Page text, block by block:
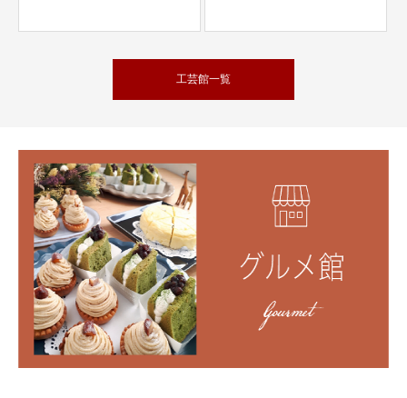
工芸館一覧